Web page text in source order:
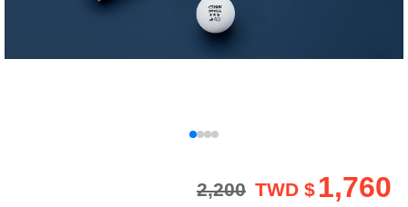
1,760
TWD $
2,200